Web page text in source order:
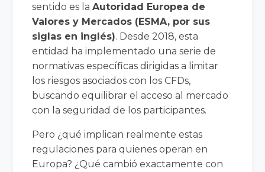
sentido es laAutoridad Europea de
Valores y Mercados (ESMA, por sus
siglas en inglés). Desde 2018, esta
entidad ha implementado una serie de
normativas específicas dirigidas a limitar
los riesgos asociados con los CFDs,
buscando equilibrar el acceso al mercado
con la seguridad de los participantes.
Pero ¿qué implican realmente estas
regulaciones para quienes operan en
Europa? ¿Qué cambió exactamente con